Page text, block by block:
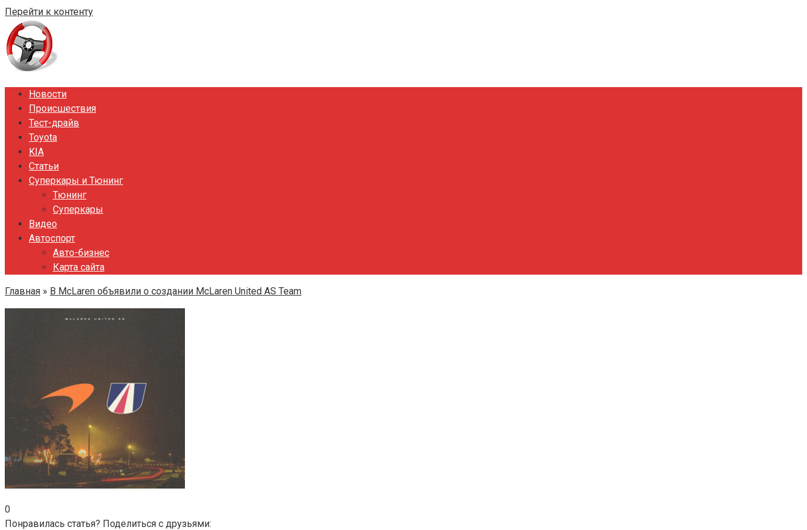
Перейти к контенту
Новости
Происшествия
Тест-драйв
Toyota
KIA
Статьи
Суперкары и Тюнинг
Тюнинг
Суперкары
Видео
Автоспорт
Авто-бизнес
Карта сайта
Главная » В McLaren объявили о создании McLaren United AS Team
0
Понравилась статья? Поделиться с друзьями: